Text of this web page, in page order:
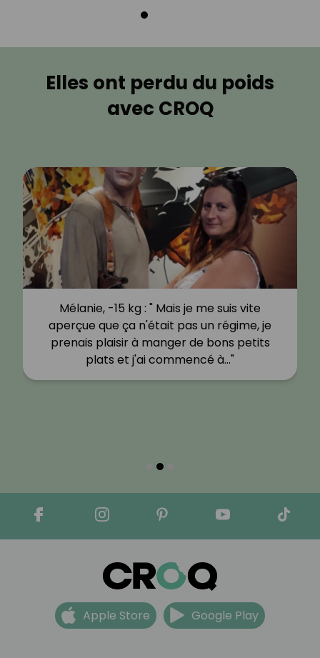
Elles ont perdu du poids
avec CROQ
Mélanie, -15 kg : " Mais je me suis vite
aperçue que ça n'était pas un régime, je
prenais plaisir à manger de bons petits
plats et j'ai commencé à…"
Apple Store Google Play